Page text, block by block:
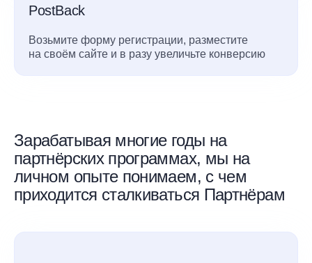
PostBack
Возьмите форму регистрации, разместите
на своём сайте и в разу увеличьте конверсию
Зарабатывая многие годы на
партнёрских программах, мы на
личном опыте понимаем, с чем
приходится сталкиваться Партнёрам